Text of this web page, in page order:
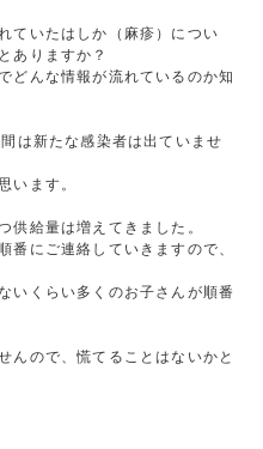
ていたはしか（麻疹）につい
ありますか？
どんな情報が流れているのか知
は新たな感染者は出ていませ
います。
供給量は増えてきました。
番にご連絡していきますので、
いくらい多くのお子さんが順番
んので、慌てることはないかと